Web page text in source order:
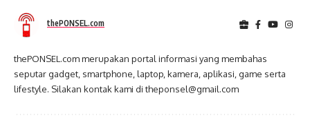
thePONSEL.com
thePONSEL.com merupakan portal informasi yang membahas
seputar gadget, smartphone, laptop, kamera, aplikasi, game serta
lifestyle. Silakan kontak kami di theponsel@gmail.com